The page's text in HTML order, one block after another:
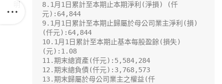
明
8.1月1日累計至本期止本期淨利(淨損) (仟
元):64,844
9.1月1日累計至本期止歸屬於母公司業主淨利(損)
(仟元):64,844
10.1月1日累計至本期止基本每股盈餘(損失)
(元):1.08
11.期末總資產(仟元):5,584,284
12.期末總負債(仟元):3,768,573
13.期末歸屬於母公司業主之權益(仟